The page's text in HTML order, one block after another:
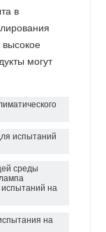
в
могут
испытаний
среды
испытаний на
на